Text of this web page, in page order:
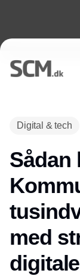
Digital & tech
Sådan
med